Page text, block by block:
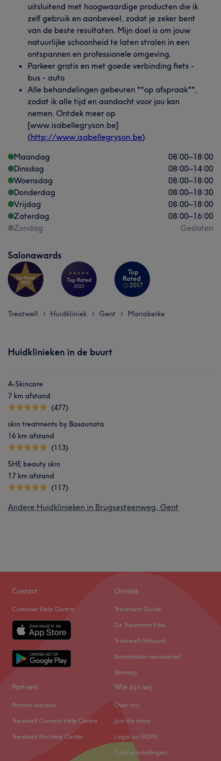
uitsluitend met hoogwaardige producten die ik
zelf gebruik en aanbeveel, zodat je zeker bent
van de beste resultaten. Mijn doel is om jouw
natuurlijke schoonheid te laten stralen in een
ontspannen en professionele omgeving.
Parkeer gratis en met goede verbinding fiets -
bus - auto
Alle behandelingen gebeuren **op afspraak**,
zodat ik alle tijd en aandacht voor jou kan
nemen. Ontdek meer op
[www.isabellegryson.be]
(http://www.isabellegryson.be).
Maandag
08:00–18:00
Dinsdag
08:00–14:00
Woensdag
08:00–18:00
Donderdag
08:00–18:30
Vrijdag
08:00–18:00
Zaterdag
08:00–16:00
Zondag
Gesloten
Salonawards
Treatwell > Huidkliniek > Gent > Mariakerke
Huidklinieken in de buurt
A-Skincare
7 km afstand
(477)
skin treatments by Basaunata
16 km afstand
(113)
SHE beauty skin
17 km afstand
(117)
Andere Huidklinieken in Brugsesteenweg, Gent
Contact
Customer Help Centre
Ontdek
Treatment Guide
De Treatment Files
Treatwell Giftcard
Aanmelden nieuwsbrief
Sitemap
Partners
Partner worden
Treatwell Connect Help Centre
Treatwell Pro Help Center
Wie zijn wij
Over ons
Join the team
Legal en GDPR
Cookie instellingen